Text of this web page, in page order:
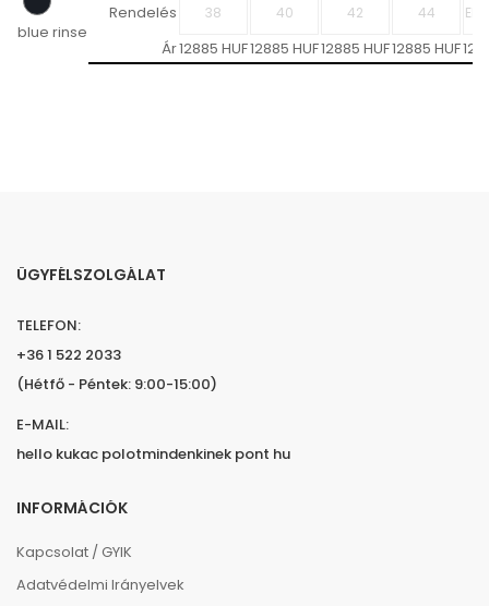
blue rinse
Rendelés
Ár12885 HUF12885 HUF12885 HUF12885 HUF
ÜGYFÉLSZOLGÁLAT
TELEFON:
+36 1 522 2033
(Hétfő - Péntek: 9:00-15:00)
E-MAIL:
hello kukac polotmindenkinek pont hu
INFORMÁCIÓK
Kapcsolat / GYIK
Adatvédelmi Irányelvek